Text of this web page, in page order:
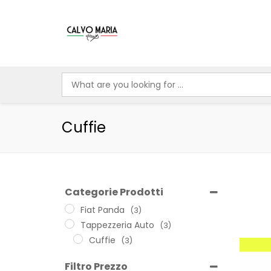
Cuffie
Categorie Prodotti
Fiat Panda (3)
Tappezzeria Auto (3)
Cuffie (3)
Filtro Prezzo